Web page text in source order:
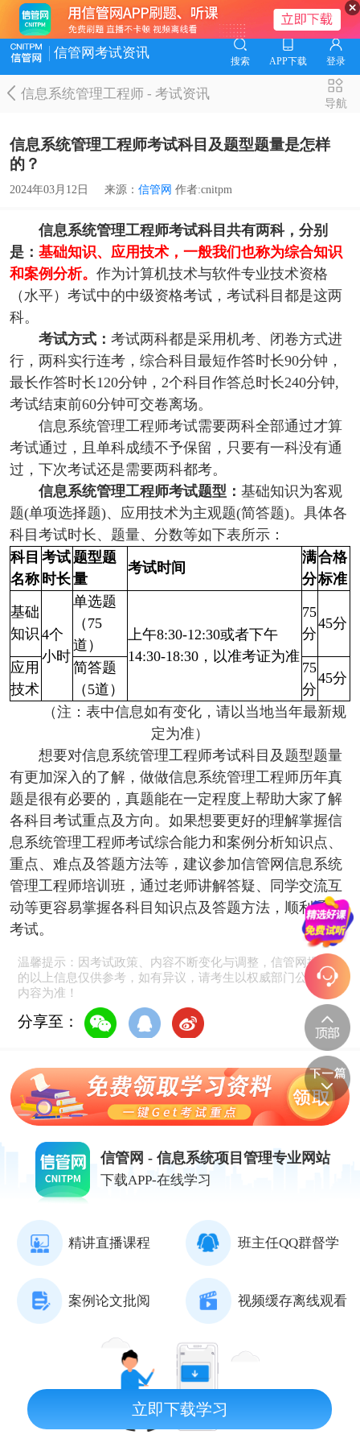
信管网考试资讯
搜索 APP下载 登录
信息系统管理工程师-考试资讯
导航
信息系统管理工程师考试科目及题型题量是怎样
的？
2024年03月12日 来源： 信管网 作者:cnitpm
信息系统管理工程师考试科目共有两科，分别
是： 基础知识、应用技术， 一般我们也称为综合知识
和案例分析。 作为计算机技术与软件专业技术资格
（水平）考试中的中级资格考试，考试科目都是这两
科。
考试方式： 考试两科都是采用机考、闭卷方式进
行，两科实行连考，综合科目最短作答时长90分钟，
最长作答时长120分钟，2个科目作答总时长240分钟,
考试结束前60分钟可交卷离场。
信息系统管理工程师考试需要两科全部通过才算
考试通过，且单科成绩不予保留，只要有一科没有通
过，下次考试还是需要两科都考。
信息系统管理工程师考试题型： 基础知识为客观
题(单项选择题)、应用技术为主观题(简答题)。具体各
科目考试时长、题量、分数等如下表所示：
科目
名称
考试
时长
题型题
量
考试时间
满
分
合格
标准
基础
知识 4个
小时
单选题
（75
道）
上午8:30-12:30或者下午
14:30-18:30，以准考证为准
75
分
45分
应用
技术
简答题
（5道）
75
分
45分
（注：表中信息如有变化，请以当地当年最新规
定为准）
想要对信息系统管理工程师考试科目及题型题量
有更加深入的了解，做做信息系统管理工程师历年真
题是很有必要的，真题能在一定程度上帮助大家了解
各科目考试重点及方向。如果想要更好的理解掌握信
息系统管理工程师考试综合能力和案例分析知识点、
重点、难点及答题方法等，建议参加信管网 信息系统
管理工程师培训班，通过老师讲解答疑、同学交流互
动等更容易掌握各科目知识点及答题方法，顺利通过
考试。
温馨提示：因考试政策、内容不断变化与调整，信管网提供
的以上信息仅供参考，如有异议，请考生以权威部门公布的
内容为准！
分享至：
信管网 - 信息系统项目管理专业网站
下载APP-在线学习
精讲直播课程 班主任QQ群督学
案例论文批阅 视频缓存离线观看
立即下载学习